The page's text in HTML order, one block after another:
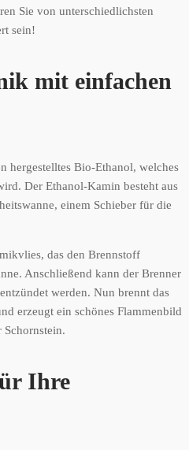
Sie von unterschiedlichsten
sein!
mit einfachen
hergestelltes Bio-Ethanol, welches
Der Ethanol-Kamin besteht aus
einem Schieber für die
das den Brennstoff
Anschließend kann der Brenner
werden. Nun brennt das
erzeugt ein schönes Flammenbild
Schornstein.
Ihre